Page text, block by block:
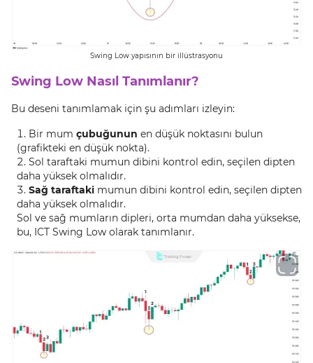
Swing Low yapısının bir illüstrasyonu
Swing Low Nasıl Tanımlanır?
Bu deseni tanımlamak için şu adımları izleyin:
Bir mum çubuğunun en düşük noktasını bulun
(grafikteki en düşük nokta).
Sol taraftaki mumun dibini kontrol edin, seçilen dipten
daha yüksek olmalıdır.
Sağ taraftaki mumun dibini kontrol edin, seçilen dipten
daha yüksek olmalıdır.
Sol ve sağ mumların dipleri, orta mumdan daha yüksekse,
bu, ICT Swing Low olarak tanımlanır.